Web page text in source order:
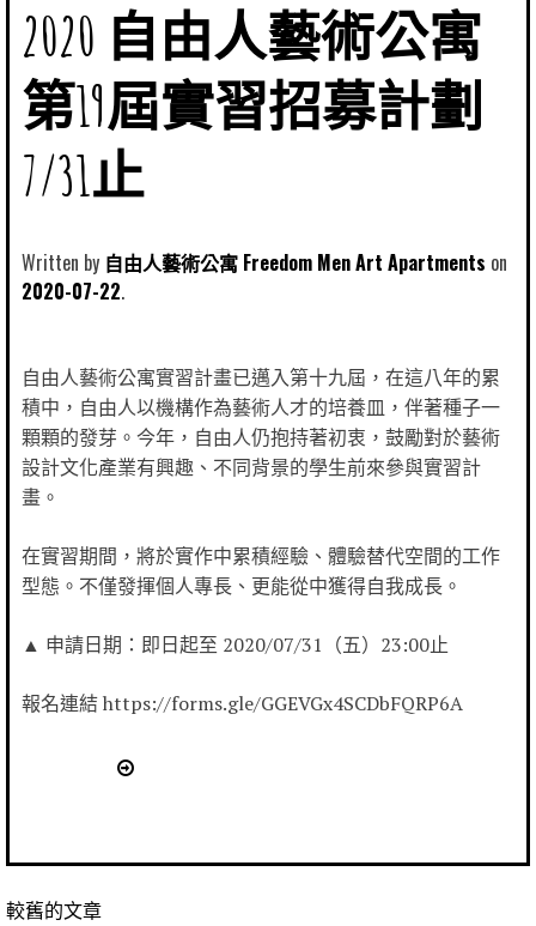
2020 自由人藝術公寓
第19屆實習招募計劃
7/31止
Written by 自由人藝術公寓 Freedom Men Art Apartments
2020-07-22
自由人藝術公寓實習計畫已邁入第十九屆，在這八年的累
積中，自由人以機構作為藝術人才的培養皿，伴著種子一
顆顆的發芽。今年，自由人仍抱持著初衷，鼓勵對於藝術
設計文化產業有興趣、不同背景的學生前來參與實習計
畫。
在實習期間，將於實作中累積經驗、體驗替代空間的工作
型態。不僅發揮個人專長、更能從中獲得自我成長。
▲ 申請日期：即日起至 2020/07/31（五）23:00止
報名連結 https://forms.gle/GGEVGx4SCDbFQRP6A
較舊的文章